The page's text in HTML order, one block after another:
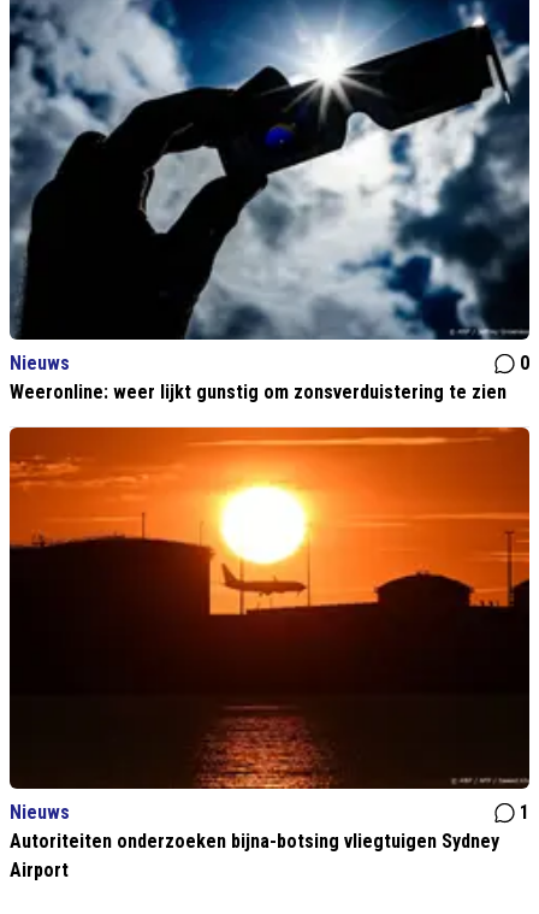
Nieuws
0
Weeronline: weer lijkt gunstig om zonsverduistering te zien
Nieuws
1
Autoriteiten onderzoeken bijna-botsing vliegtuigen Sydney
Airport